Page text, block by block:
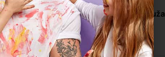
Aktivnosti koje pruža
Igra i zabava